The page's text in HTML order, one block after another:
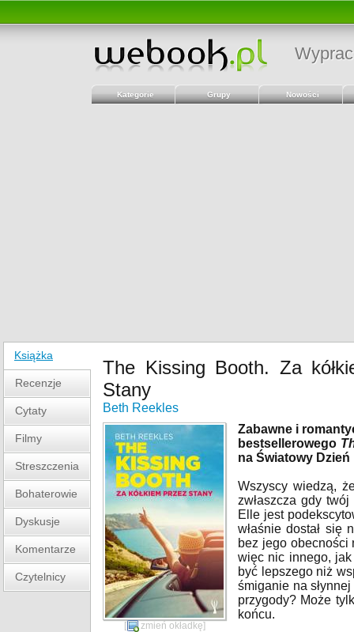
Kategorie Grupy Nowości
Książka
Recenzje
Cytaty
Filmy
Streszczenia
Bohaterowie
Dyskusje
Komentarze
Czytelnicy
The Kissing Booth. Za
Stany
Beth Reekles
[ zmień okładkę]
Zabawne i
bestsellerowego
na Światowy
Wszyscy wiedzą,
zwłaszcza gdy
Elle jest
właśnie dostał się
bez jego obecności
więc nic innego,
być lepszego niż
śmiganie na
przygody? Może
końcu.